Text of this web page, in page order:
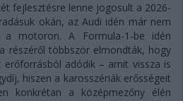
fejlesztésre lenne jogosult a 2026-
okán, az Audi idén már nem
motoron. A Formula-1-be idén
részéről többször elmondták, hogy
erőforrásból adódik – amit vissza is
hiszen a karosszériák erősségeit
konkrétan a középmezőny élén